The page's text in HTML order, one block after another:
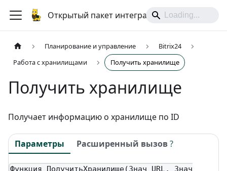
Открытый пакет интеграций
Планирование и управление
Bitrix24
Работа с хранилищами
Получить хранилище
Получить хранилище
Получает информацию о хранилище по ID
Параметры Расширенный вызов?
Функция ПолучитьХранилище(Знач URL, Знач